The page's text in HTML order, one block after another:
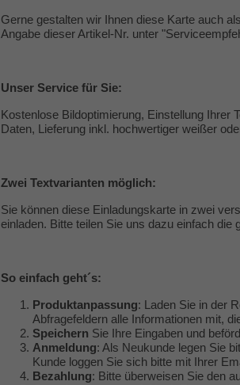
Gerne gestalten wir Ihnen diese Karte auch
Angabe dieser Artikel-Nr. unter "
Unser Service für Sie:
Kostenlose Bildoptimierung, Einstellung Ihrer
Daten, Lieferung inkl. hochwertiger weißer
Zwei Textvarianten möglich:
Sie können diese Einladungskarte in zwei
einladen. Bitte teilen Sie uns dazu einfach die
So einfach geht´s:
Produktanpassung: Laden Sie in der
Abfragefeldern alle Informationen mit,
Speichern Sie Ihre Eingaben und
Anmeldung: Als Neukunde legen Sie
Kunde loggen Sie sich bitte mit Ihrer
Bezahlung: Bitte überweisen Sie den